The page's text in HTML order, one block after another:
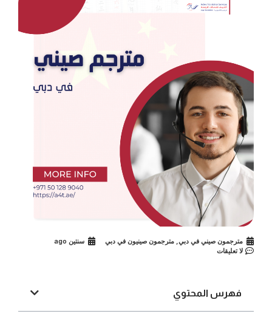
مترجمون صيني في دبي مترجمون صينيون في دبي
سنتين ago
لا تعليقات
فهرس المحتوي